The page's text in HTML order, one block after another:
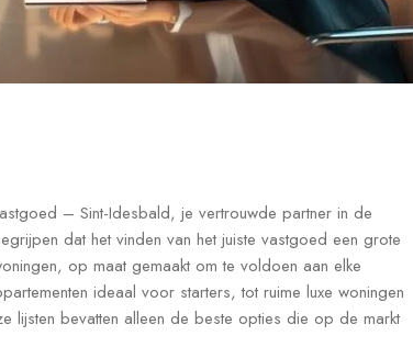
– Sint-Idesbald, je vertrouwde partner in de
dat het vinden van het juiste vastgoed een grote
op maat gemaakt om te voldoen aan elke
ideaal voor starters, tot ruime luxe woningen
lijsten bevatten alleen de beste opties die op de markt